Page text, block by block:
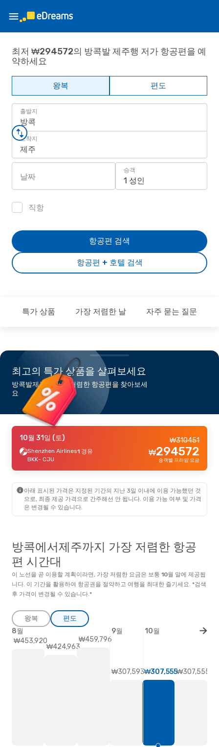
최저 ₩294572의 방콕발 제주행 저가 항공편을 예
약하세요
왕복 편도
출발지
방콕
도착지
제주
날짜
승객
1 성인
직항
항공편 + 호텔 검색
항공편 검색
특가 상품 가장 저렴한 날 자주 묻는 질문
최고의 특가 상품을 살펴보세요
방콕발제주행 가장 저렴한 항공편을 찾아보세
요
10월 31일 (토)
Shenzhen Airlines1 경유
BKK- CJU
310451
₩
294572
₩
승객별 프라임 요금
아래 표시된 가격은 지정된 기간의 지난 3일 이내에 이용 가능했던 것
으로, 최종 제공 가격으로 간주해선 안 됩니다. 이용 가능 여부 및 가격
은 변경될 수 있습니다.
방콕에서제주까지 가장 저렴한 항공
편 시간대
이 노선을 곧 이용할 계획이라면, 가장 저렴한 요금은 보통 10월 말에 제공됩
니다. 이 기간을 활용하여 항공권을 절약하고 여행을 최대한 즐기세요. *검색
후 가격이 변경될 수 있습니다.*
왕복 편도
₩453,920
₩424,963
₩459,796
₩307,593₩307,555₩307,555
8월 9월 10월